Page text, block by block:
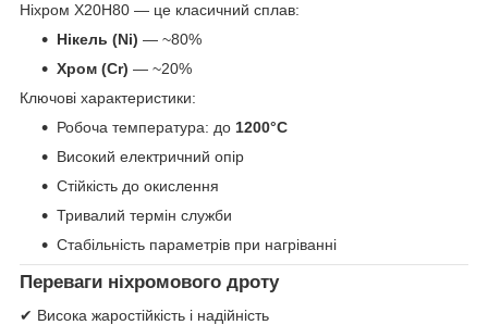
Ніхром Х20Н80 — це класичний сплав:
Нікель (Ni) — ~80%
Хром (Cr) — ~20%
Ключові характеристики:
Робоча температура: до 1200°C
Високий електричний опір
Стійкість до окислення
Тривалий термін служби
Стабільність параметрів при нагріванні
Переваги ніхромового дроту
✔ Висока жаростійкість і надійність